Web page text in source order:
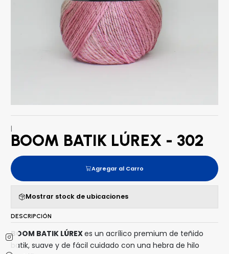
BOOM BATIK LÚREX - 302
Agregar al Carro
Mostrar stock de ubicaciones
DESCRIPCIÓN
BOOM BATIK LÚREXes un acrílico premium de teñido
batik, suave y de fácil cuidado con una hebra de hilo